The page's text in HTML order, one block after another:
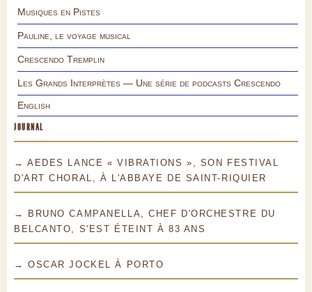
Musiques en Pistes
Pauline, le voyage musical
Crescendo Tremplin
Les Grands Interprètes — Une série de podcasts Crescendo
English
JOURNAL
→ AEDES LANCE « VIBRATIONS », SON FESTIVAL
D'ART CHORAL, À L'ABBAYE DE SAINT-RIQUIER
→ BRUNO CAMPANELLA, CHEF D'ORCHESTRE DU
BELCANTO, S'EST ÉTEINT À 83 ANS
→ OSCAR JOCKEL À PORTO